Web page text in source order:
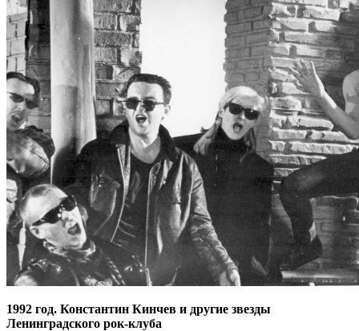
1992 год. Константин Кинчев и другие звезды
Ленинградского рок-клуба